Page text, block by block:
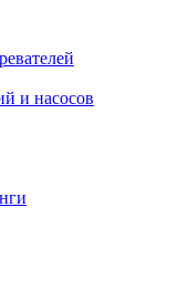
и насосов